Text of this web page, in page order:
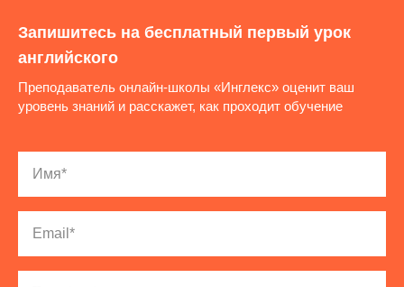
Запишитесь на бесплатный первый урок
английского
Преподаватель онлайн-школы «Инглекс» оценит ваш
уровень знаний и расскажет, как проходит обучение